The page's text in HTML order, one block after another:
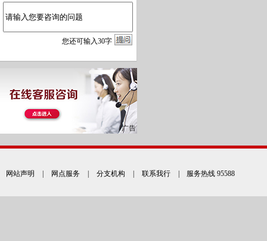
您还可输入30字
网站声明 网点服务 分支机构 联系我行 | 服务热线 95588